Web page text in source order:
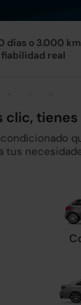
días o 3.000 km
fiabilidad real
clic, tienes
tus